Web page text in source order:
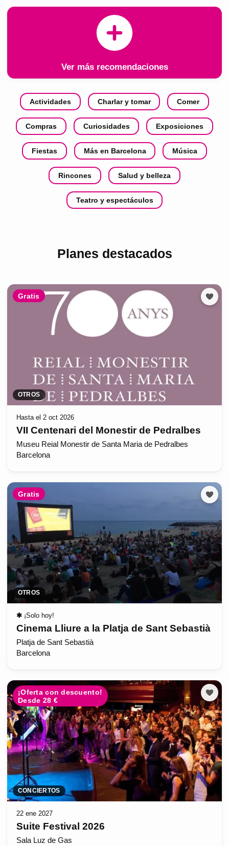
Ver más recomendaciones
Actividades Charlar y tomar Comer
Compras Curiosidades Exposiciones
Fiestas Más en Barcelona Música
Rincones Salud y belleza
Teatro y espectáculos
Planes destacados
Gratis
OTROS
Hasta el 2 oct 2026
VII Centenari del Monestir de Pedralbes
Museu Reial Monestir de Santa Maria de Pedralbes
Barcelona
Gratis
OTROS
✱ ¡Solo hoy!
Cinema Lliure a la Platja de Sant Sebastià
Platja de Sant Sebastià
Barcelona
¡Oferta con descuento!
Desde 28 €
CONCIERTOS
22 ene 2027
Suite Festival 2026
Sala Luz de Gas